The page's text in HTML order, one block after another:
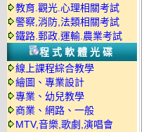
教育.觀光.心理相關考試
警察,消防,法類相關考試
鐵路.郵政.運輸.農業考試
程式軟體光碟
線上課程綜合教學
繪圖、專業設計
專業、幼兒教學
商業、網路、一般
MTV,音樂,歌劇,演唱會